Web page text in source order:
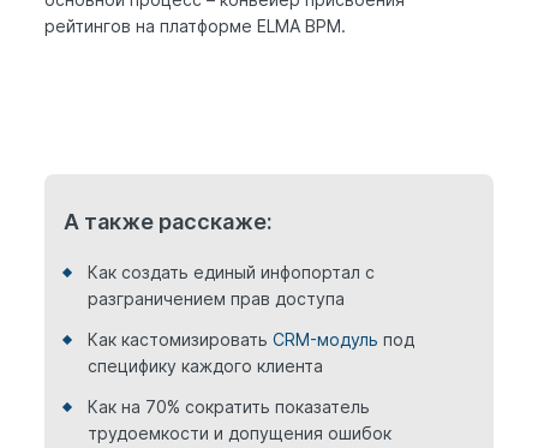
рейтингов на платформе ELMA BPM.
А также расскаже:
Как создать единый инфопортал с
разграничением прав доступа
Как кастомизировать CRM-модуль под
специфику каждого клиента
Как на 70% сократить показатель
трудоемкости и допущения ошибок